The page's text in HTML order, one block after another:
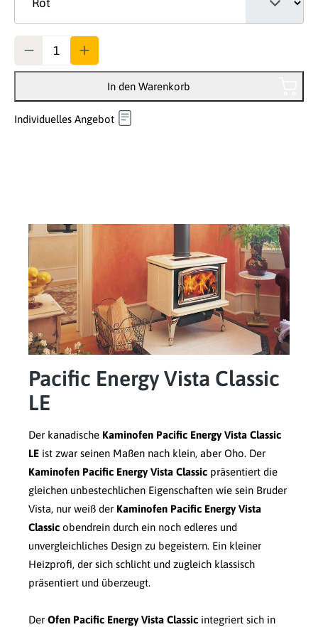
In den Warenkorb
Individuelles Angebot
Pacific Energy Vista Classic
LE
Der kanadische Kaminofen Pacific Energy Vista Classic
LE ist zwar seinen Maßen nach klein, aber Oho. Der
Kaminofen Pacific Energy Vista Classic präsentiert die
gleichen unbestechlichen Eigenschaften wie sein Bruder
Vista, nur weiß der Kaminofen Pacific Energy Vista
Classic obendrein durch ein noch edleres und
unvergleichliches Design zu begeistern. Ein kleiner
Heizprofi, der sich schlicht und zugleich klassisch
präsentiert und überzeugt.
Der Ofen Pacific Energy Vista Classic integriert sich in